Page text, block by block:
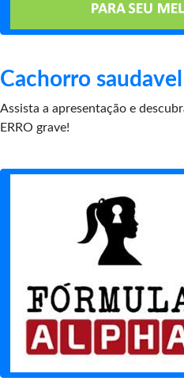
Cachorro saudavel
Assista a apresentação e
ERRO grave!